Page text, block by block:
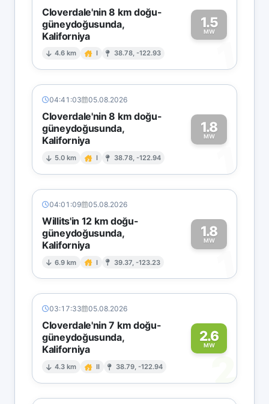
Cloverdale'nin 8 km doğu-
güneydoğusunda,
Kaliforniya
4.6 km I 38.78, -122.93
1.5
MW
1
04:41:03 05.08.2026
Cloverdale'nin 8 km doğu-
güneydoğusunda,
Kaliforniya
5.0 km I 38.78, -122.94
1.8
MW
1
04:01:09 05.08.2026
Willits'in 12 km doğu-
güneydoğusunda,
Kaliforniya
6.9 km I 39.37, -123.23
1.8
MW
1
03:17:33 05.08.2026
Cloverdale'nin 7 km doğu-
güneydoğusunda,
Kaliforniya
4.3 km II 38.79, -122.94
2.6
MW
2